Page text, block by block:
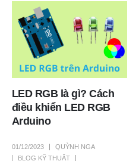
LED RGB là gì? Cách
điều khiển LED RGB
Arduino
01/12/2023
QUỲNH NGA
BLOG KỸ THUẬT